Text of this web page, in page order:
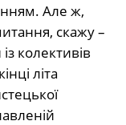
Але ж,
скажу –
колективів
літа